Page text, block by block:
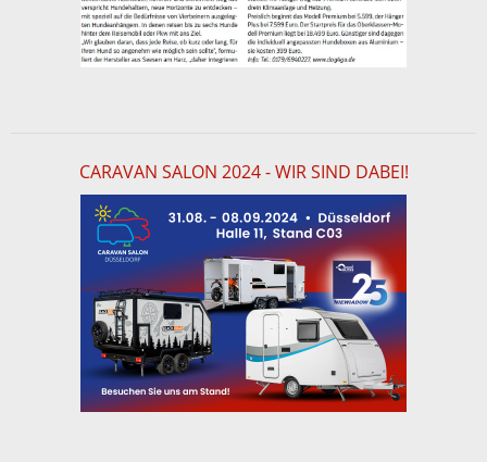
CARAVAN SALON 2024 - WIR SIND DABEI!